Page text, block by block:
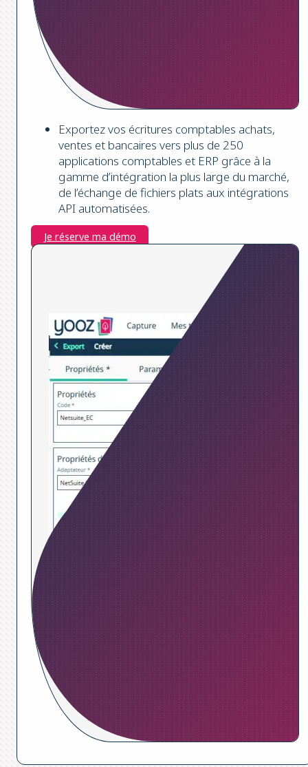
Exportez vos écritures comptables achats,
ventes et bancaires vers plus de 250
applications comptables et ERP grâce à la
gamme d’intégration la plus large du marché,
de l’échange de fichiers plats aux intégrations
API automatisées.
Je réserve ma démo